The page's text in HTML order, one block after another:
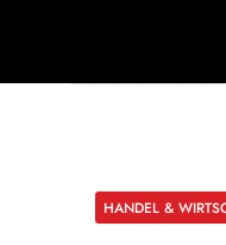
HANDEL &